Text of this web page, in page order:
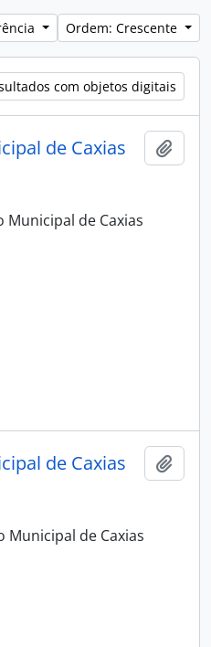
Ordem: Crescente
com objetos digitais
de Caxias
de Caxias
de Caxias
Municipal de Caxias